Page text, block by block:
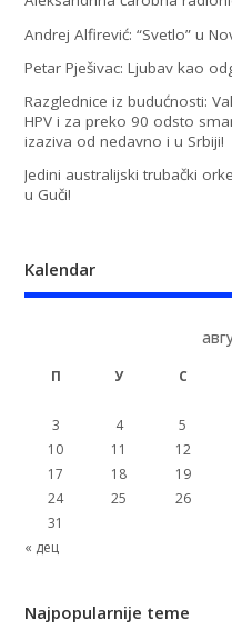
Andrej Alfirević: “Svetlo” u
Petar Pješivac: Ljubav kao
Razglednice iz budućnosti:
HPV i za preko 90 odsto
izaziva od nedavno i u Srbiji!
Jedini australijski trubački
u Guči!
Kalendar
П У С
3
4 5
10
11 12
17
18 19
24
25 26
31
« дец
Najpopularnije teme